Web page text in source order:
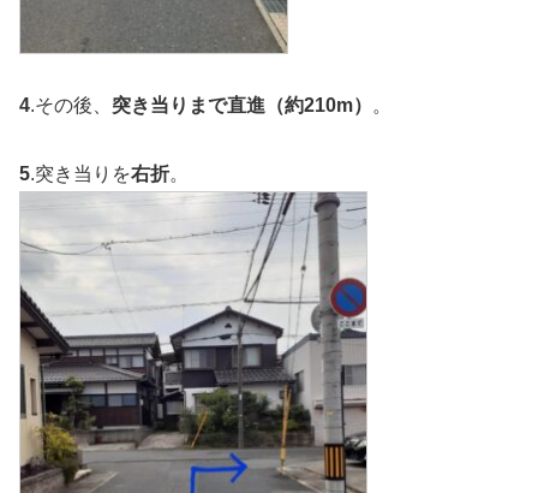
4.その後、 突き当りまで直進（約210m） 。
5.突き当りを右折。